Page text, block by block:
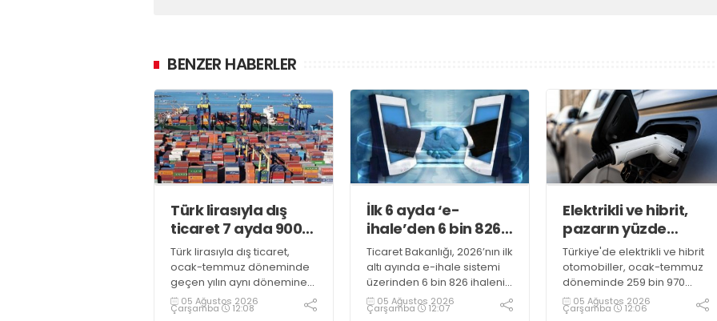
BENZER HABERLER
Türk lirasıyla dış
ticaret 7 ayda 900
milyar lirayı aştı
Türk lirasıyla dış ticaret,
ocak-temmuz döneminde
geçen yılın aynı dönemine
kıyasla yüzde 10,4 artarak,
916 milyar 966 milyon liraya
05 Ağustos 2026
Çarşamba 12:08
İlk 6 ayda ‘e-
ihale’den 6 bin 826
ihale sonuçlandı
Ticaret Bakanlığı, 2026’nın ilk
altı ayında e-ihale sistemi
üzerinden 6 bin 826 ihalenin
tamamlandığını, satışlardan
Hazine’ye 2,7 milyar liranın
05 Ağustos 2026
Çarşamba 12:07
Elektrikli ve hibrit,
pazarın yüzde
51,7’sini oluşturdu
Türkiye'de elektrikli ve hibrit
otomobiller, ocak-temmuz
döneminde 259 bin 970
satışla toplam pazarın
yüzde 51,7'sini oluşturdu
05 Ağustos 2026
Çarşamba 12:06